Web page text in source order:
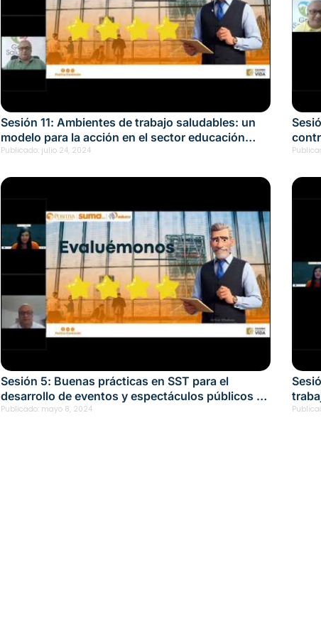
Sesión 11: Ambientes de trabajo saludables: un
modelo para la acción en el sector educación
Fecha: julio 24, 2024
Publicado: julio 24, 2024
Sesión 5: Buenas prácticas en SST para el
desarrollo de eventos y espectáculos públicos en
el sector educación Fecha: mayo 8, 2024
Publicado: mayo 8, 2024
SST